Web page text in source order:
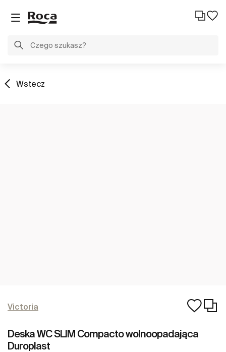
Wstecz
Victoria
Deska WC SLIM Compacto wolnoopadająca
Duroplast